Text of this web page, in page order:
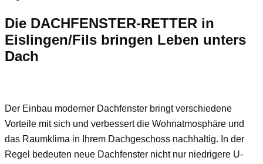
Die DACHFENSTER-RETTER in
Eislingen/Fils bringen Leben unters
Dach
Der Einbau moderner Dachfenster bringt verschiedene
Vorteile mit sich und verbessert die Wohnatmosphäre und
das Raumklima in Ihrem Dachgeschoss nachhaltig. In der
Regel bedeuten neue Dachfenster nicht nur niedrigere U-